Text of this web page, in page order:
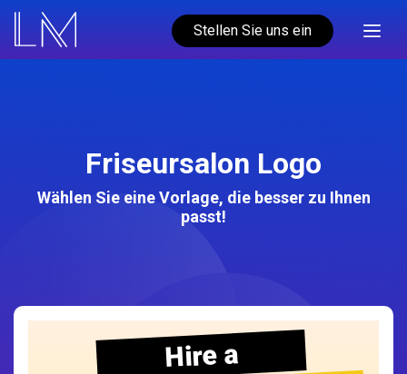
Stellen Sie uns ein
Friseursalon Logo
Wählen Sie eine Vorlage, die besser zu Ihnen
passt!
Hire a